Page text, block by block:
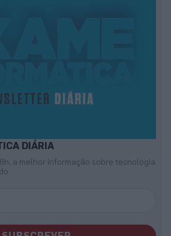
DIÁRIA
a melhor informação sobre tecnologia